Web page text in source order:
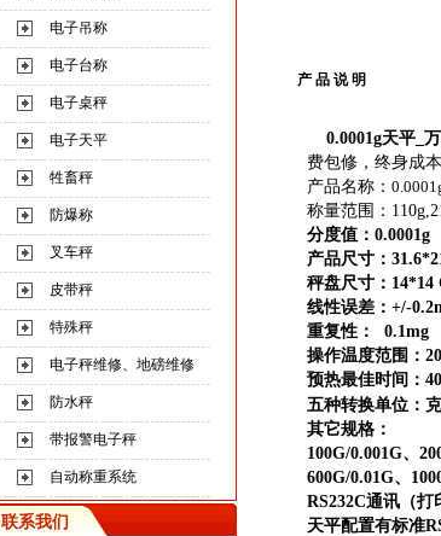
电子吊称
电子台称
电子桌秤
电子天平
牲畜秤
防爆称
叉车秤
皮带秤
特殊秤
电子秤维修、地磅维修
防水秤
带报警电子秤
自动称重系统
联系我们
产 品 说 明
0.0001g天平_
费包修，终身成
产品名称：
称量范围：
分度值：0.0001g
产品尺寸：
秤盘尺寸：
线性误差：+/-
重复性： 0.1mg
操作温度范围：
预热最佳时间：
五种转换单位：
其它规格：
100G/0.001G、
600G/0.01G、
RS232C通讯（打
天平配置有标准